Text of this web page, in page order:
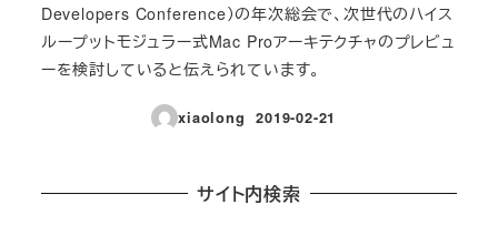
Developers Conference）の年次総会で、次世代のハイス
ループットモジュラー式Mac Proアーキテクチャのプレビュ
ーを検討していると伝えられています。
xiaolong
投稿日
2019-02-21
サイト内検索